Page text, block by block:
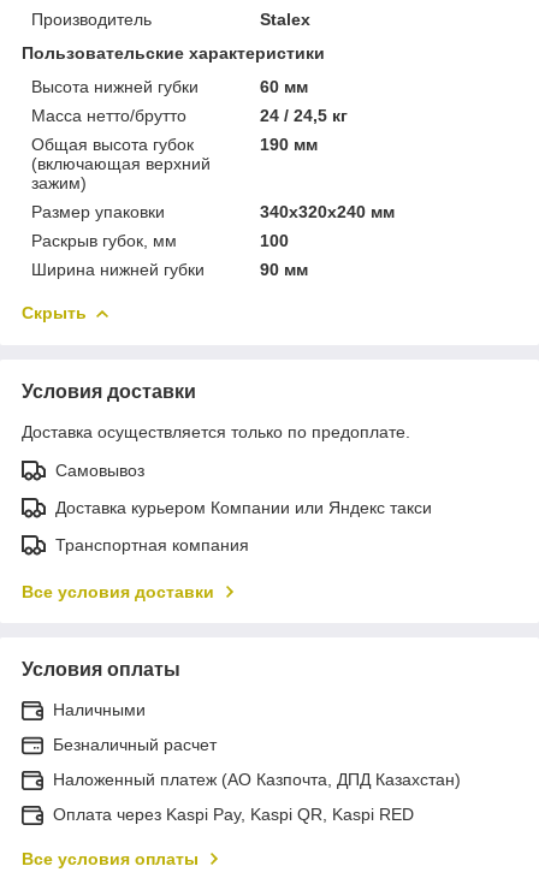
Производитель
Stalex
Пользовательские характеристики
Высота нижней губки
60 мм
Масса нетто/брутто
24 / 24,5 кг
Общая высота губок
(включающая верхний
зажим)
190 мм
Размер упаковки
340х320х240 мм
Раскрыв губок, мм
100
Ширина нижней губки
90 мм
Скрыть
Условия доставки
Доставка осуществляется только по предоплате.
Самовывоз
Доставка курьером Компании или Яндекс такси
Транспортная компания
Все условия доставки
Условия оплаты
Наличными
Безналичный расчет
Наложенный платеж (АО Казпочта, ДПД Казахстан)
Оплата через Kaspi Pay, Kaspi QR, Kaspi RED
Все условия оплаты